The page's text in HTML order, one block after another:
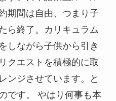
期間は自由、つまり子
ら終了。カリキュラム
しながら子供から引き
クエストを積極的に取
ンジさせています。と
です。 やはり何事も本